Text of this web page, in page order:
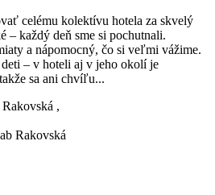
celému kolektívu hotela za skvelý
– každý deň sme si pochutnali.
a nápomocný, čo si veľmi vážime.
– v hoteli aj v jeho okolí je
sa ani chvíľu...
,